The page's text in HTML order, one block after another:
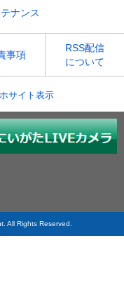
テナンス
事項
RSS配信
について
サイト表示
All Rights Reserved.